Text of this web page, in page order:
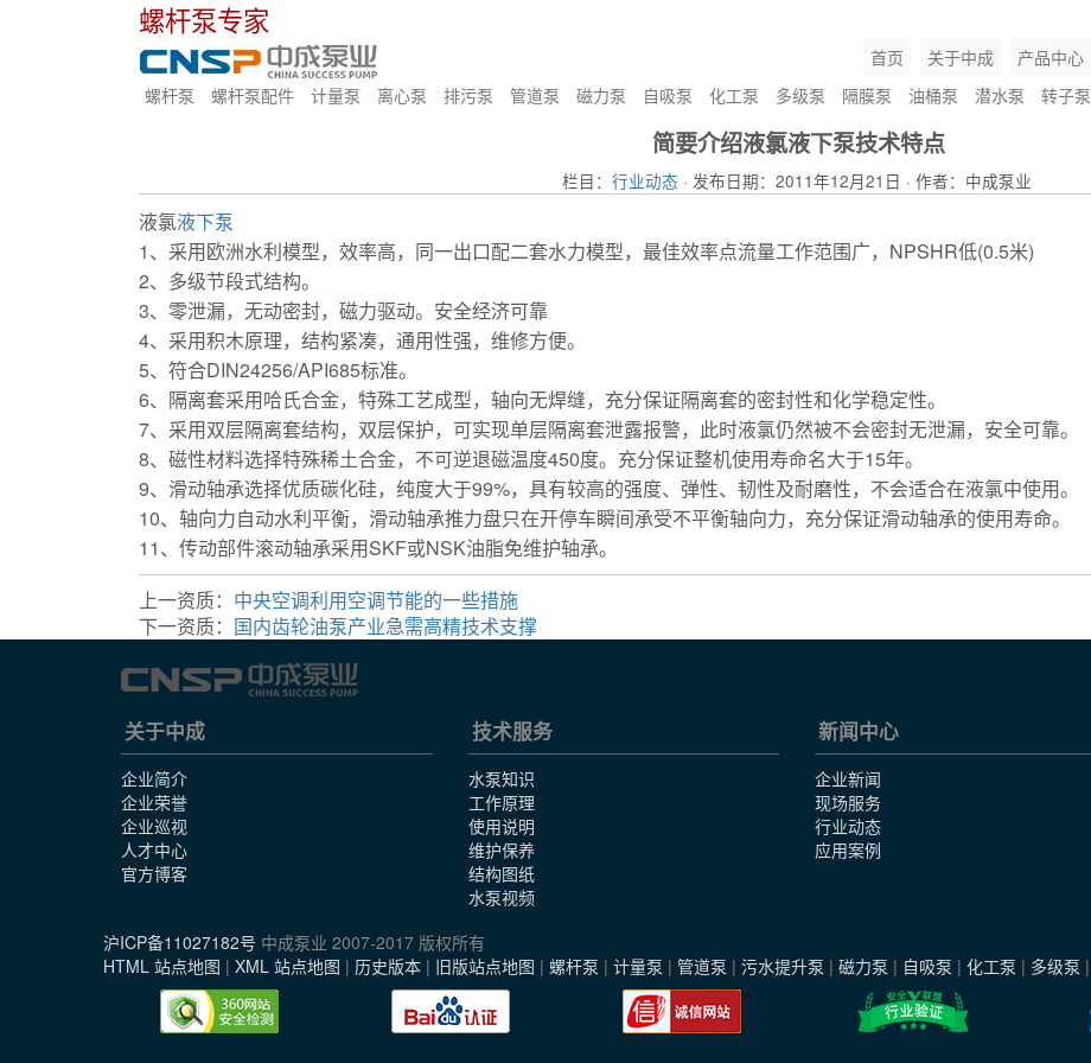
螺杆泵专家
首页 关于中成 产品中心
螺杆泵
螺杆泵配件 计量泵 离心泵 排污泵 管道泵 磁力泵 自吸泵 化工泵 多级泵 隔膜泵 油桶泵 潜水泵 转子泵
简要介绍液氯液下泵技术特点
栏目： 行业动态 · 发布日期：2011年12月21日 · 作者：中成泵业
液氯液下泵
1、采用欧洲水利模型，效率高，同一出口配二套水力模型，最佳效率点流量工作范围广，NPSHR低(0.5米)
2、多级节段式结构。
3、零泄漏，无动密封，磁力驱动。安全经济可靠
4、采用积木原理，结构紧凑，通用性强，维修方便。
5、符合DIN24256/API685标准。
6、隔离套采用哈氏合金，特殊工艺成型，轴向无焊缝，充分保证隔离套的密封性和化学稳定性。
7、采用双层隔离套结构，双层保护，可实现单层隔离套泄露报警，此时液氯仍然被不会密封无泄漏，安全可靠。
8、磁性材料选择特殊稀土合金，不可逆退磁温度450度。充分保证整机使用寿命名大于15年。
9、滑动轴承选择优质碳化硅，纯度大于99%，具有较高的强度、弹性、韧性及耐磨性，不会适合在液氯中使用。
10、轴向力自动水利平衡，滑动轴承推力盘只在开停车瞬间承受不平衡轴向力，充分保证滑动轴承的使用寿命。
11、传动部件滚动轴承采用SKF或NSK油脂免维护轴承。
上一资质： 中央空调利用空调节能的一些措施
下一资质： 国内齿轮油泵产业急需高精技术支撑
关于中成
企业简介
企业荣誉
企业巡视
人才中心
官方博客
技术服务
水泵知识
工作原理
使用说明
维护保养
结构图纸
水泵视频
新闻中心
企业新闻
现场服务
行业动态
应用案例
沪ICP备11027182号 中成泵业 2007-2017 版权所有
HTML 站点地图 | XML 站点地图 | 历史版本 | 旧版站点地图 | 螺杆泵 | 计量泵 | 管道泵 | 污水提升泵 | 磁力泵 | 自吸泵 | 化工泵 | 多级泵 |